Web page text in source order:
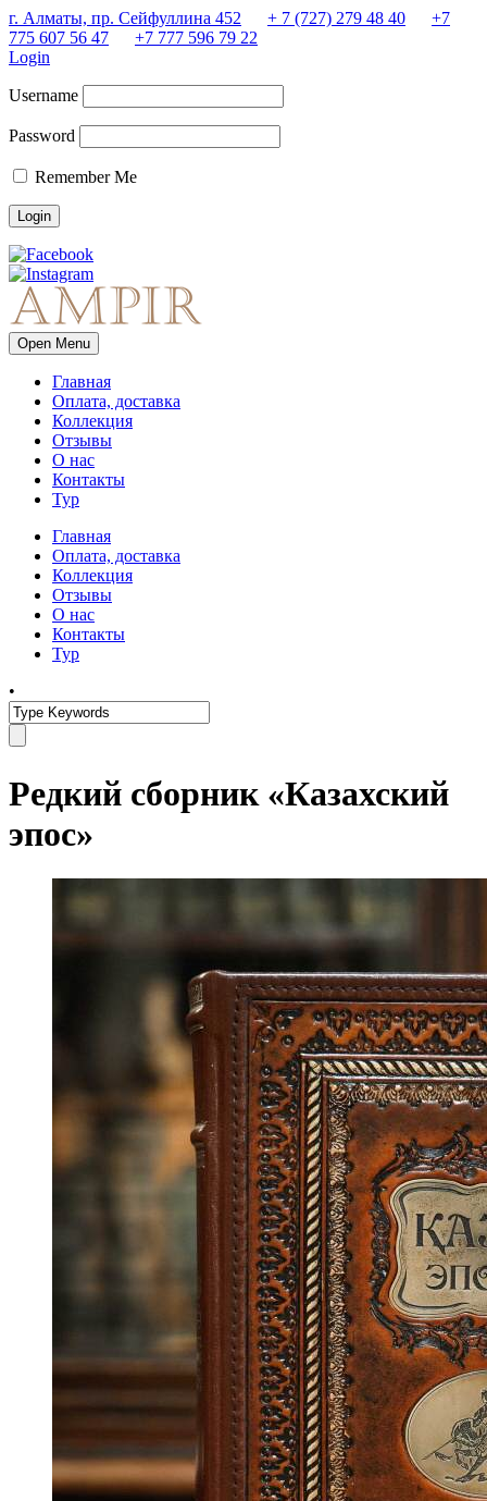
г. Алматы, пр. Сейфуллина 452 + 7 (727) 279 48 40
+7
775 607 56 47
+7 777 596 79 22
Login
Username
Password
Remember Me
Open Menu
Главная
Оплата, доставка
Коллекция
Отзывы
О нас
Контакты
Тур
Главная
Оплата, доставка
Коллекция
Отзывы
О нас
Контакты
Тур
•
Редкий сборник «Казахский
эпос»